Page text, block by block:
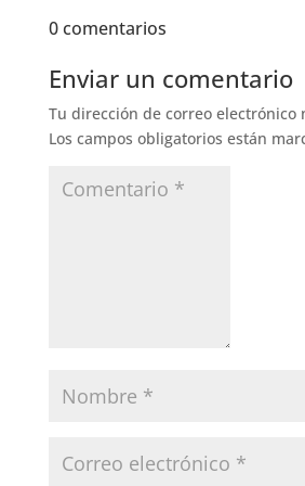
0 comentarios
Enviar un comentario
Tu dirección de correo electrónico
Los campos obligatorios están